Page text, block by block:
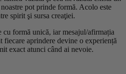
pot prinde formă. Acolo este
spirit şi sursa creaţiei.
cu formă unică, iar mesajul/afirmația
fiecare aprindere devine o experiență
exact atunci când ai nevoie.